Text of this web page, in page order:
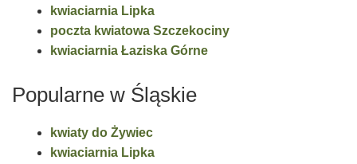
kwiaciarnia Lipka
poczta kwiatowa Szczekociny
kwiaciarnia Łaziska Górne
Popularne w Śląskie
kwiaty do Żywiec
kwiaciarnia Lipka